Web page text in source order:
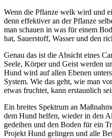
Wenn die Pflanze welk wird und
denn effektiver an der Pflanze
man schauen in was für einem
hat, Sauerstoff, Wasser und den
Genau das ist die Absicht eines
Seele, Körper und Geist werden
Hund wird auf allen Ebenen
System. Wie das geht, wie man
etwas fruchtet, kann erstaunlich
Ein breites Spektrum an
dem Hund helfen, wieder in den
gedeihen und den Boden für ein
Projekt Hund gelingen und alle